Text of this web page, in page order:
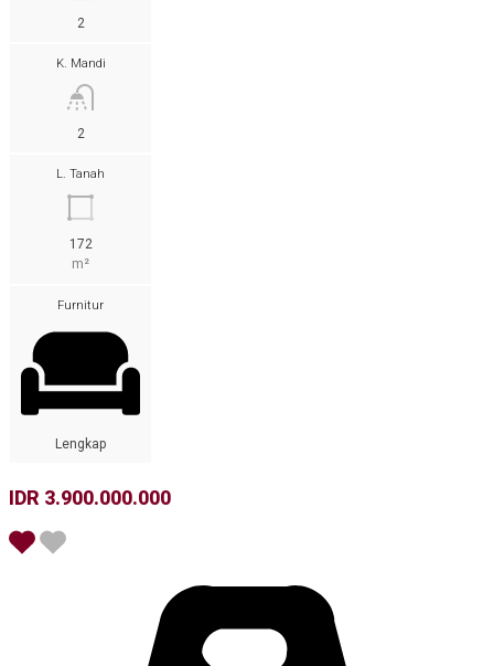
2
K. Mandi
2
L. Tanah
172
m²
Furnitur
Lengkap
IDR 3.900.000.000